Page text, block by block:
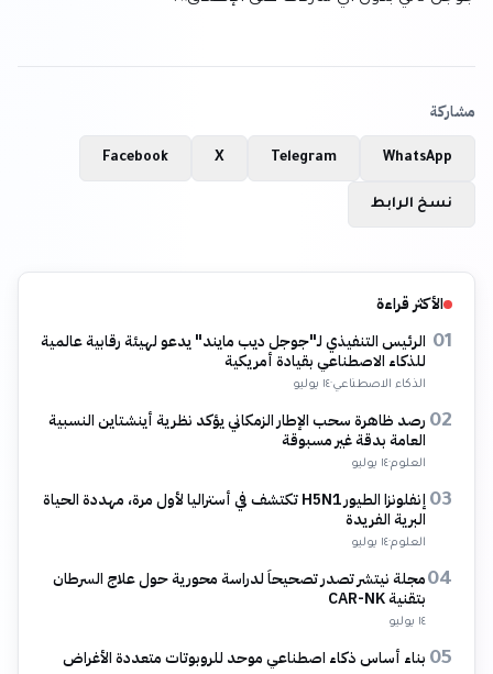
مشاركة
WhatsApp
Telegram
X
Facebook
نسخ الرابط
الأكثر قراءة
01 الرئيس التنفيذي لـ"جوجل ديب مايند" يدعو لهيئة رقابية عالمية
للذكاء الاصطناعي بقيادة أمريكية
الذكاء الاصطناعي·١٤ يوليو
02 رصد ظاهرة سحب الإطار الزمكاني يؤكد نظرية أينشتاين النسبية
العامة بدقة غير مسبوقة
العلوم·١٤ يوليو
03
إنفلونزا الطيور H5N1 تكتشف في أستراليا لأول مرة، مهددة الحياة
البرية الفريدة
العلوم·١٤ يوليو
04مجلة نيتشر تصدر تصحيحاً لدراسة محورية حول علاج السرطان
بتقنية CAR-NK
١٤ يوليو
05 بناء أساس ذكاء اصطناعي موحد للروبوتات متعددة الأغراض